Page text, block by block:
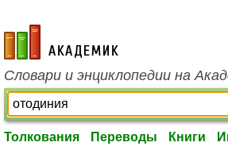
academic.ru
Словари и энциклопедии на
Толкования Переводы Книги